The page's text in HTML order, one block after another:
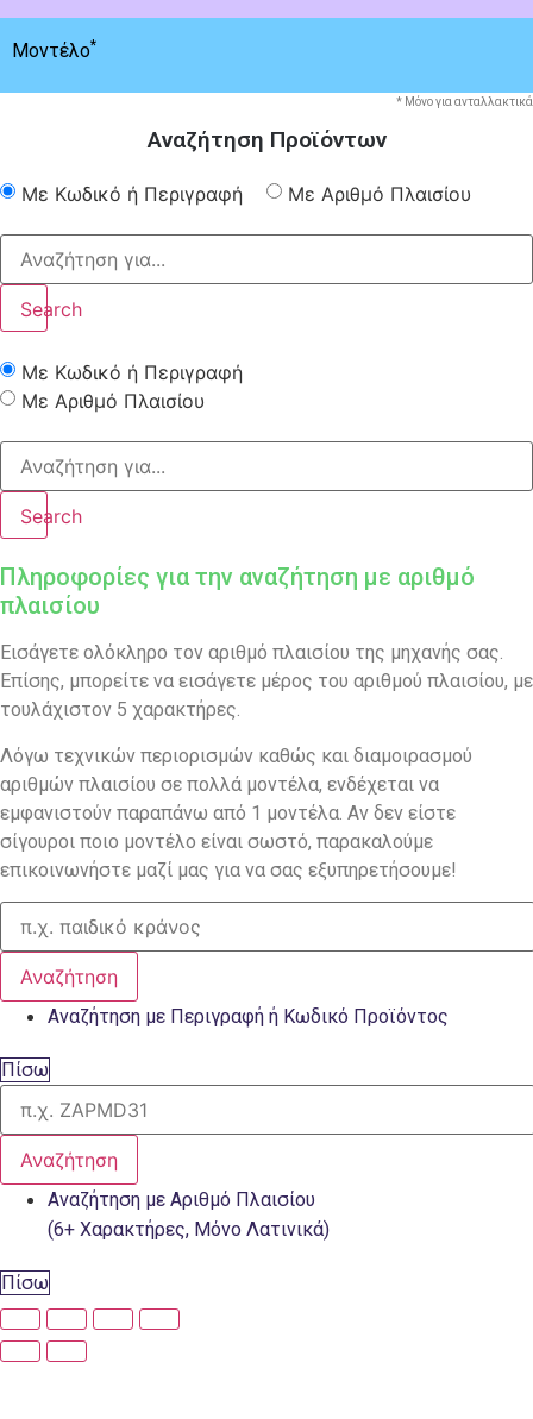
Μοντέλο*
* Μόνο για ανταλλακτικά
Αναζήτηση Προϊόντων
Με Κωδικό ή Περιγραφή Με Αριθμό Πλαισίου
Search
Με Κωδικό ή Περιγραφή
Με Αριθμό Πλαισίου
Search
Πληροφορίες για την αναζήτηση με αριθμό
πλαισίου
Εισάγετε ολόκληρο τον αριθμό πλαισίου της μηχανής σας.
Επίσης, μπορείτε να εισάγετε μέρος του αριθμού πλαισίου, με
τουλάχιστον 5 χαρακτήρες.
Λόγω τεχνικών περιορισμών καθώς και διαμοιρασμού
αριθμών πλαισίου σε πολλά μοντέλα, ενδέχεται να
εμφανιστούν παραπάνω από 1 μοντέλα. Αν δεν είστε
σίγουροι ποιο μοντέλο είναι σωστό, παρακαλούμε
επικοινωνήστε μαζί μας για να σας εξυπηρετήσουμε!
Αναζήτηση
Αναζήτηση με Περιγραφή ή Κωδικό Προϊόντος
Πίσω
Αναζήτηση
Αναζήτηση με Αριθμό Πλαισίου
(6+ Χαρακτήρες, Μόνο Λατινικά)
Πίσω